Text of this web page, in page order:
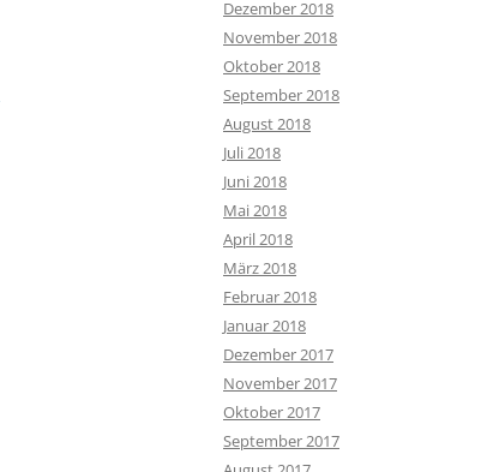
Dezember 2018
November 2018
Oktober 2018
September 2018
August 2018
Juli 2018
Juni 2018
Mai 2018
April 2018
März 2018
Februar 2018
Januar 2018
Dezember 2017
November 2017
Oktober 2017
September 2017